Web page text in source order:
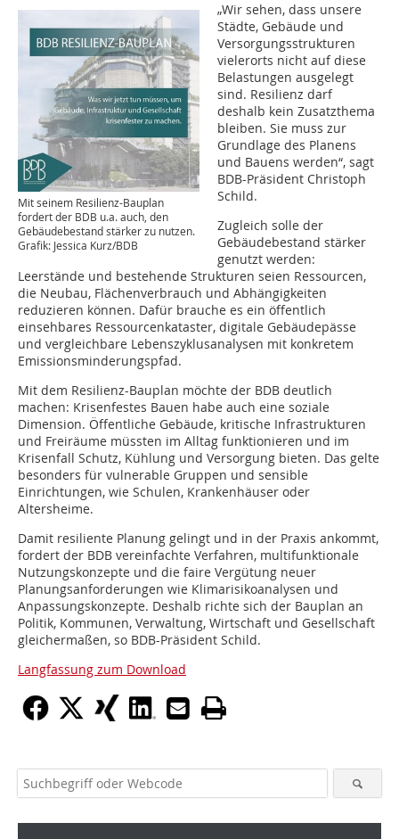
Mit seinem Resilienz-Bauplan
fordert der BDB u.a. auch, den
Gebäudebestand stärker zu nutzen.
Grafik: Jessica Kurz/BDB
„Wir sehen, dass unsere
Städte, Gebäude und
Versorgungsstrukturen
vielerorts nicht auf diese
Belastungen ausgelegt
sind. Resilienz darf
deshalb kein Zusatzthema
bleiben. Sie muss zur
Grundlage des Planens
und Bauens werden“, sagt
BDB-Präsident Christoph
Schild.
Zugleich solle der
Gebäudebestand stärker
genutzt werden:
Leerstände und bestehende Strukturen seien Ressourcen,
die Neubau, Flächenverbrauch und Abhängigkeiten
reduzieren können. Dafür brauche es ein öffentlich
einsehbares Ressourcenkataster, digitale Gebäudepässe
und vergleichbare Lebenszyklusanalysen mit konkretem
Emissionsminderungspfad.
Mit dem Resilienz-Bauplan möchte der BDB deutlich
machen: Krisenfestes Bauen habe auch eine soziale
Dimension. Öffentliche Gebäude, kritische Infrastrukturen
und Freiräume müssten im Alltag funktionieren und im
Krisenfall Schutz, Kühlung und Versorgung bieten. Das gelte
besonders für vulnerable Gruppen und sensible
Einrichtungen, wie Schulen, Krankenhäuser oder
Altersheime.
Damit resiliente Planung gelingt und in der Praxis ankommt,
fordert der BDB vereinfachte Verfahren, multifunktionale
Nutzungskonzepte und die faire Vergütung neuer
Planungsanforderungen wie Klimarisikoanalysen und
Anpassungskonzepte. Deshalb richte sich der Bauplan an
Politik, Kommunen, Verwaltung, Wirtschaft und Gesellschaft
gleichermaßen, so BDB-Präsident Schild.
Langfassung zum Download